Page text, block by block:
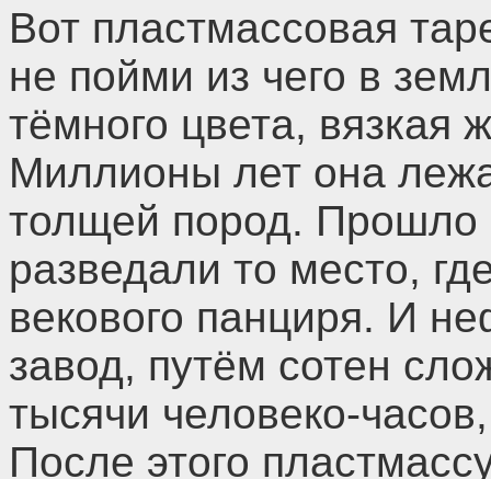
Вот пластмассовая
не пойми из чего в
тёмного цвета, вязкая
Миллионы лет она
толщей пород. Прошло
разведали то место,
векового панциря. И
завод, путём сотен
тысячи человеко-
После этого